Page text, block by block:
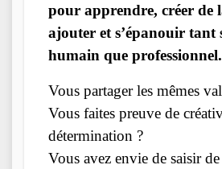
pour apprendre, créer de
ajouter et s’épanouir tant
humain que professionnel.
Vous partager les mêmes
Vous faites preuve de
détermination ?
Vous avez envie de saisir